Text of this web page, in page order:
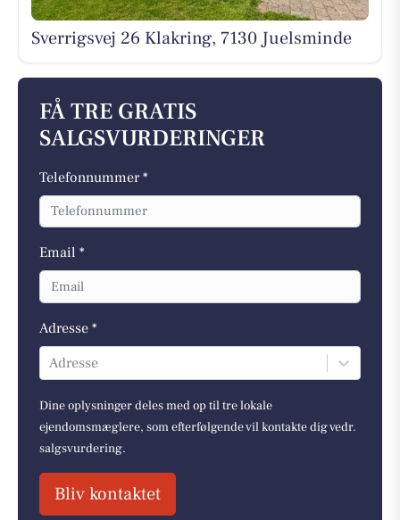
Sverrigsvej 26 Klakring, 7130 Juelsminde
FÅ TRE GRATIS
SALGSVURDERINGER
Telefonnummer *
Email *
Adresse *
Adresse
Dine oplysninger deles med op til tre lokale
ejendomsmæglere, som efterfølgende vil kontakte dig vedr.
salgsvurdering.
Bliv kontaktet